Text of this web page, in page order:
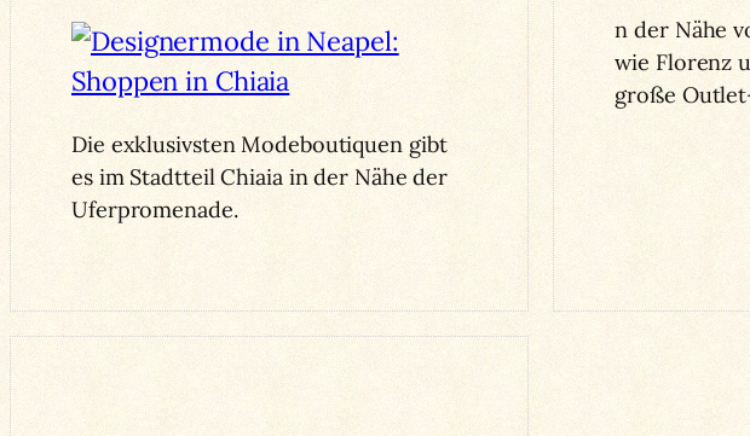
Die exklusivsten Modeboutiquen gibt
es im Stadtteil Chiaia in der Nähe der
Uferpromenade.
n der Nähe
wie Florenz
große